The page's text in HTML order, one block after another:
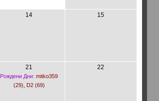
14 15
21
Рождени Дни: mitko359
(29)
D2 (69)
22